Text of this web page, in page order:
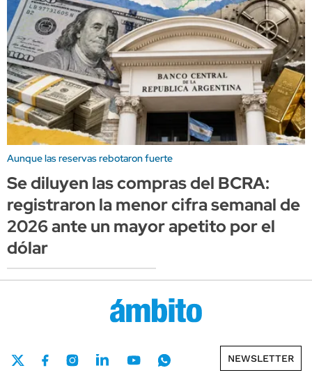
Aunque las reservas rebotaron fuerte
Se diluyen las compras del BCRA:
registraron la menor cifra semanal de
2026 ante un mayor apetito por el
dólar
NEWSLETTER